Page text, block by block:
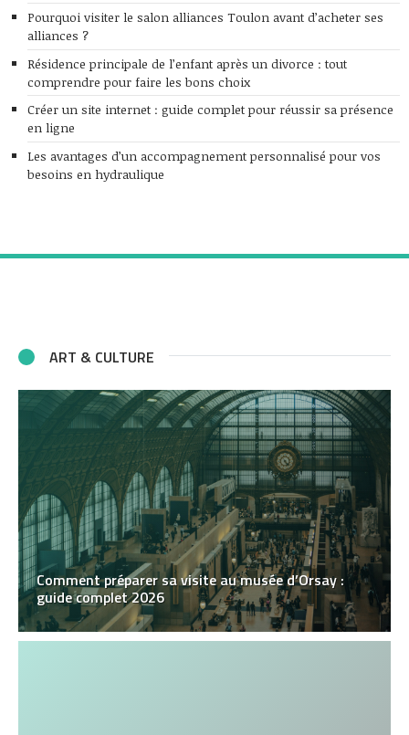
Pourquoi visiter le salon alliances Toulon avant d’acheter ses
alliances ?
Résidence principale de l’enfant après un divorce : tout
comprendre pour faire les bons choix
Créer un site internet : guide complet pour réussir sa présence
en ligne
Les avantages d’un accompagnement personnalisé pour vos
besoins en hydraulique
ART & CULTURE
Comment préparer sa visite au musée d’Orsay :
guide complet 2026